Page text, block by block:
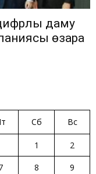
даму
өзара
Сб Вс
1
2
8
9